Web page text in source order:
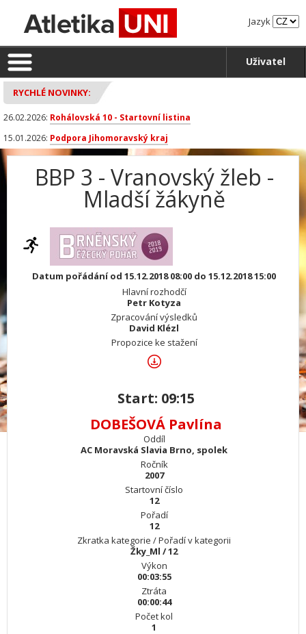
Jazyk
Uživatel
RYCHLÉ NOVINKY:
26.02.2026: Rohálovská 10 - Startovní listina
15.01.2026: Podpora Jihomoravský kraj
BBP 3 - Vranovský žleb -
Mladší žákyně
Datum pořádání od 15.12.2018 08:00 do 15.12.2018 15:00
Hlavní rozhodčí
Petr Kotyza
Zpracování výsledků
David Klézl
Propozice ke stažení
Start: 09:15
DOBEŠOVÁ Pavlína
Oddíl
AC Moravská Slavia Brno, spolek
Ročník
2007
Startovní číslo
12
Pořadí
12
Zkratka kategorie / Pořadí v kategorii
Žky_Ml / 12
Výkon
00:03:55
Ztráta
00:00:44
Počet kol
1